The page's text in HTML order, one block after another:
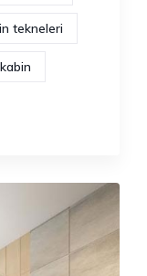
tekneleri